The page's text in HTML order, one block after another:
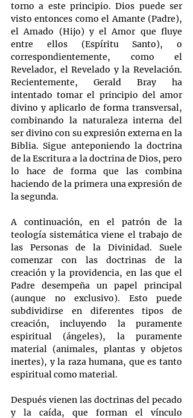
torno a este principio. Dios puede ser
visto entonces como el Amante (Padre),
el Amado (Hijo) y el Amor que fluye
entre ellos (Espíritu Santo), o
correspondientemente, como el
Revelador, el Revelado y la Revelación.
Recientemente, Gerald Bray ha
intentado tomar el principio del amor
divino y aplicarlo de forma transversal,
combinando la naturaleza interna del
ser divino con su expresión externa en la
Biblia. Sigue anteponiendo la doctrina
de la Escritura a la doctrina de Dios, pero
lo hace de forma que las combina
haciendo de la primera una expresión de
la segunda.
A continuación, en el patrón de la
teología sistemática viene el trabajo de
las Personas de la Divinidad. Suele
comenzar con las doctrinas de la
creación y la providencia, en las que el
Padre desempeña un papel principal
(aunque no exclusivo). Esto puede
subdividirse en diferentes tipos de
creación, incluyendo la puramente
espiritual (ángeles), la puramente
material (animales, plantas y objetos
inertes), y la raza humana, que es tanto
espiritual como material.
Después vienen las doctrinas del pecado
y la caída, que forman el vínculo